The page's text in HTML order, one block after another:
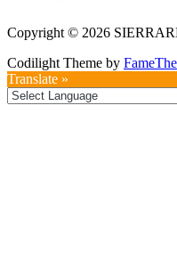
Copyright © 2026
Codilight Theme by
Translate »